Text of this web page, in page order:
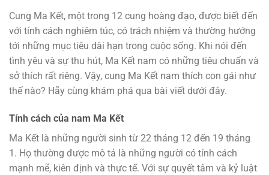
Cung Ma Kết, một trong 12 cung hoàng đạo, được biết đến
với tính cách nghiêm túc, có trách nhiệm và thường hướng
tới những mục tiêu dài hạn trong cuộc sống. Khi nói đến
tình yêu và sự thu hút, Ma Kết nam có những tiêu chuẩn và
sở thích rất riêng. Vậy, cung Ma Kết nam thích con gái như
thế nào? Hãy cùng khám phá qua bài viết dưới đây.
Tính cách của nam Ma Kết
Ma Kết là những người sinh từ 22 tháng 12 đến 19 tháng
1. Họ thường được mô tả là những người có tính cách
mạnh mẽ, kiên định và thực tế. Với sự quyết tâm và kỷ luật